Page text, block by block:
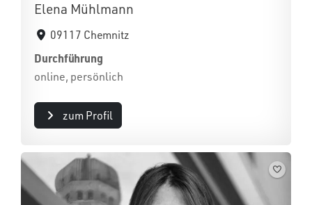
Elena Mühlmann
09117 Chemnitz
Durchführung
online, persönlich
zum Profil